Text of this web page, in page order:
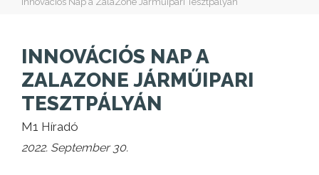
INNOVÁCIÓS NAP A
ZALAZONE JÁRMŰIPARI
TESZTPÁLYÁN
M1 Híradó
2022. September 30.